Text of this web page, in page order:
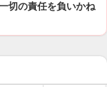
切の責任を負いかね